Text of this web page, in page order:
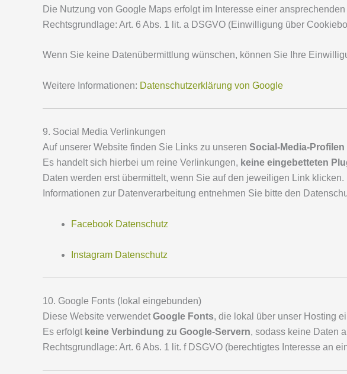
Die Nutzung von Google Maps erfolgt im Interesse einer
Rechtsgrundlage: Art. 6 Abs. 1 lit. a DSGVO (Einwilligung über
Wenn Sie keine Datenübermittlung wünschen, können Sie Ihre
Weitere Informationen: Datenschutzerklärung von Google
9. Social Media Verlinkungen
Auf unserer Website finden Sie Links zu unseren Social-Media-Profilen
Es handelt sich hierbei um reine Verlinkungen, keine eingebetteten
Daten werden erst übermittelt, wenn Sie auf den jeweiligen Link klicken.
Informationen zur Datenverarbeitung entnehmen Sie bitte den
Facebook Datenschutz
Instagram Datenschutz
10. Google Fonts (lokal eingebunden)
Diese Website verwendet Google Fonts, die lokal über unser Hosting
Es erfolgt keine Verbindung zu Google-Servern, sodass keine Daten
Rechtsgrundlage: Art. 6 Abs. 1 lit. f DSGVO (berechtigtes Interesse an